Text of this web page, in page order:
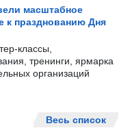
масштабное
к празднованию Дня
классы,
тренинги, ярмарка
организаций
Весь список